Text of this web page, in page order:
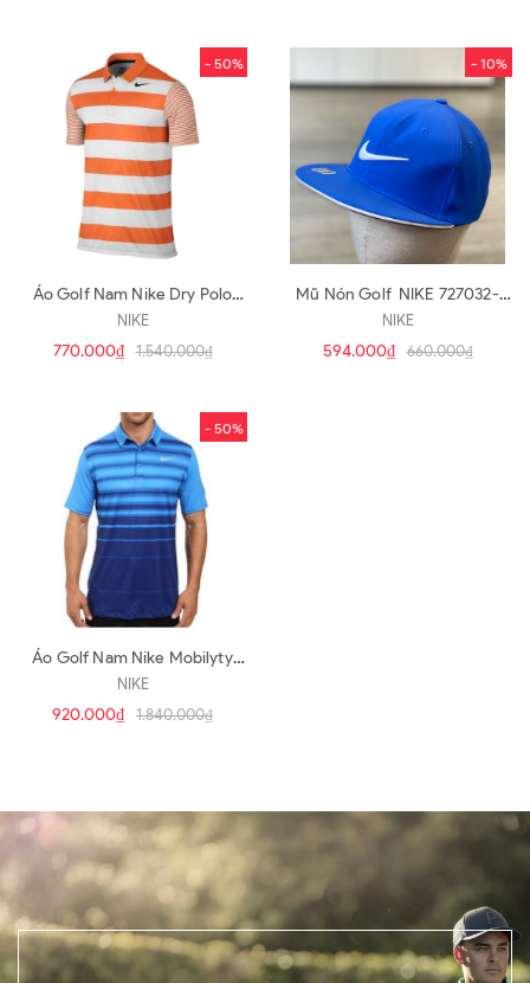
- 50%
Áo Golf Nam Nike Dry Polo
Bold Stripe 833060-856 (A312)
NIKE
770.000₫ 1.540.000₫
- 10%
Mũ Nón Golf NIKE 727032-
480 (N53)
NIKE
594.000₫ 660.000₫
- 50%
Áo Golf Nam Nike Mobilyty
Fade Stripe Polo (A193)
NIKE
920.000₫ 1.840.000₫